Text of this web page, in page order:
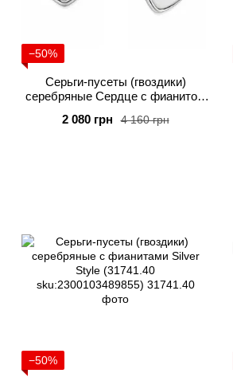
−50%
Серьги-пусеты (гвоздики)
серебряные Сердце с фианитом
sku:2300104197414)
4 160 грн
2 080 грн
−50%